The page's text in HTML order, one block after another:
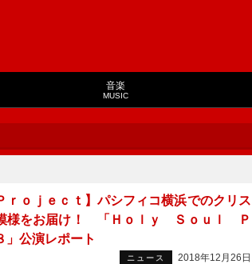
音楽
MUSIC
ｒｏｊｅｃｔ】パシフィコ横浜でのクリス
様をお届け！ 「Ｈｏｌｙ Ｓｏｕｌ Ｐ
」公演レポート
ニュース
2018年12月26日